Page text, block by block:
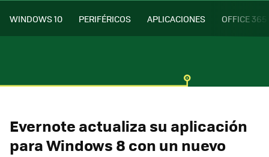
WINDOWS 10 PERIFÉRICOS APLICACIONES OFFICE 365
Evernote actualiza su aplicación
para Windows 8 con un nuevo